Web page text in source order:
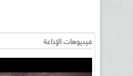
فيديوهات الإذاعة